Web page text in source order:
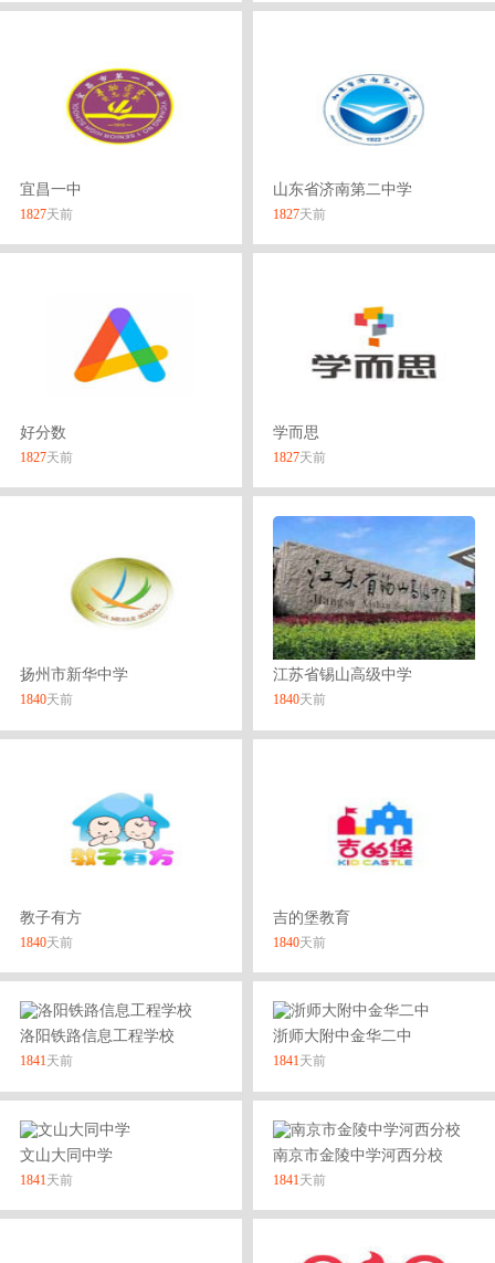
宜昌一中
1827天前
山东省济南第二中学
1827天前
好分数
1827天前
学而思
1827天前
扬州市新华中学
1840天前
江苏省锡山高级中学
1840天前
教子有方
1840天前
吉的堡教育
1840天前
洛阳铁路信息工程学校
1841天前
浙师大附中金华二中
1841天前
文山大同中学
1841天前
南京市金陵中学河西分校
1841天前